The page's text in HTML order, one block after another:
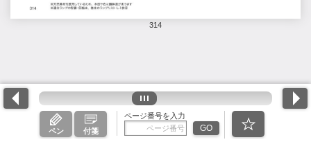
314
ペン 付箋
ページ番号を入力
GO